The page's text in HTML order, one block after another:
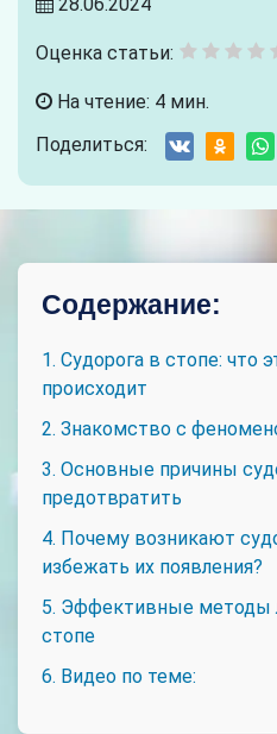
28.06.2024
Оценка статьи:
На чтение: 4 мин.
Поделиться:
Содержание:
1. Судорога в стопе: что
происходит
2. Знакомство с
3. Основные причины
предотвратить
4. Почему возникают
избежать их появления?
5. Эффективные методы
стопе
6. Видео по теме: